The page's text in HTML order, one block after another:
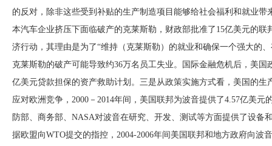
的反对，除非这些受到补贴的生产制造项目能够给社会福利和就业带
本汽车企业挤压下面临破产的克莱斯勒，财政部批准了15亿美元的
济行动，其理由是为了“维持（克莱斯勒）的就业和确保一个强大的
克莱斯勒的破产可能导致约36万名员工失业。国际金融危机后，美
亿美元贷款担保的资产救助计划。三是从政策实施方式看，美国的
应对欧洲竞争，2000－2014年间，美国联邦为波音提供了4.57亿美
防部、商务部、NASA对波音在研究、开发、测试等方面提供了设备
据欧盟向WTO提交的指控，2004-2006年间美国联邦和地方政府向波